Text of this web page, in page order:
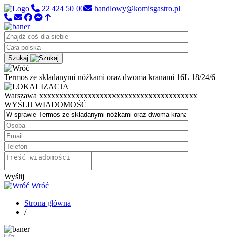
22 424 50 00 handlowy@komisgastro.pl
Szukaj
Termos ze składanymi nóżkami oraz dwoma kranami 16L 18/24/6
Warszawa xxxxxxxxxxxxxxxxxxxxxxxxxxxxxxxxxxxxxxx
WYŚLIJ WIADOMOŚĆ
Wyślij
Wróć
Strona główna
/